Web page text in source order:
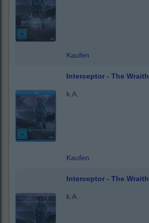
Kaufen
Interceptor - The Wraith
k.A.
Kaufen
Interceptor - The Wraith
k.A.